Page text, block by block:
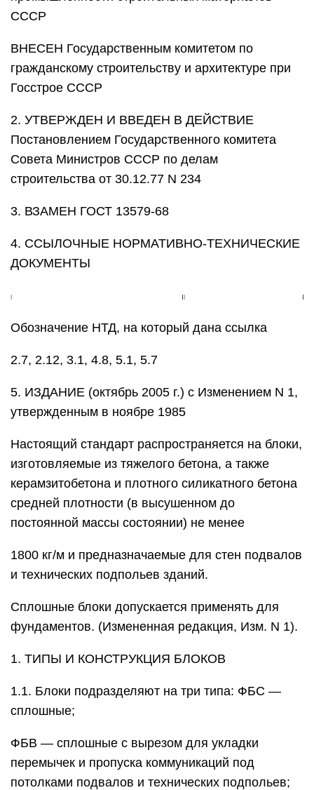
СССР
ВНЕСЕН Государственным комитетом по
гражданскому строительству и архитектуре при
Госстрое СССР
2. УТВЕРЖДЕН И ВВЕДЕН В ДЕЙСТВИЕ
Постановлением Государственного комитета
Совета Министров СССР по делам
строительства от 30.12.77 N 234
3. ВЗАМЕН ГОСТ 13579-68
4. ССЫЛОЧНЫЕ НОРМАТИВНО-ТЕХНИЧЕСКИЕ
ДОКУМЕНТЫ
Обозначение НТД, на который дана ссылка
2.7, 2.12, 3.1, 4.8, 5.1, 5.7
5. ИЗДАНИЕ (октябрь 2005 г.) с Изменением N 1,
утвержденным в ноябре 1985
Настоящий стандарт распространяется на блоки,
изготовляемые из тяжелого бетона, а также
керамзитобетона и плотного силикатного бетона
средней плотности (в высушенном до
постоянной массы состоянии) не менее
1800 кг/м и предназначаемые для стен подвалов
и технических подпольев зданий.
Сплошные блоки допускается применять для
фундаментов. (Измененная редакция, Изм. N 1).
1. ТИПЫ И КОНСТРУКЦИЯ БЛОКОВ
1.1. Блоки подразделяют на три типа: ФБС —
сплошные;
ФБВ — сплошные с вырезом для укладки
перемычек и пропуска коммуникаций под
потолками подвалов и технических подпольев;